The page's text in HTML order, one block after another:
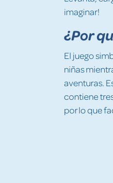
imaginar!
¿Por
El juego
niñas
aventuras.
contiene
por lo que